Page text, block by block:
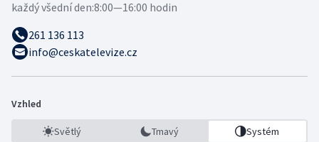
každý všední den:8:00—16:00 hodin
261 136 113
info@ceskatelevize.cz
Vzhled
Světlý Tmavý Systém